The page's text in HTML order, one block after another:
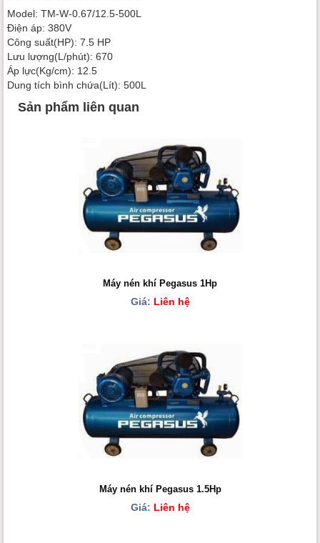
Model: TM-W-0.67/12.5-500L
Điện áp: 380V
Công suất(HP): 7.5 HP
Lưu lượng(L/phút): 670
Áp lực(Kg/cm): 12.5
Dung tích bình chứa(Lít): 500L
Sản phẩm liên quan
Máy nén khí Pegasus 1Hp
Giá: Liên hệ
Máy nén khí Pegasus 1.5Hp
Giá: Liên hệ